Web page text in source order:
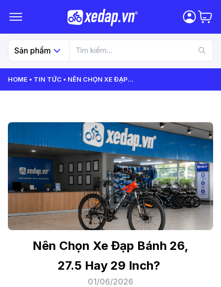
Sản phẩm
HOME TIN TỨC NÊN CHỌN XE ĐẠP...
Nên Chọn Xe Đạp Bánh 26,
27.5 Hay 29 Inch?
01/06/2026